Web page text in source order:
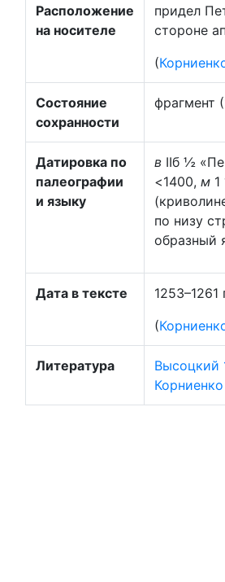
Расположение
на носителе
придел
стороне
(
Состояние
сохранности
фрагмент
Датировка по
палеографии
и языку
в IIб ½
<1400,м
по низу
образный
Дата в тексте
1253–1261
(
Литература
Высоцкий